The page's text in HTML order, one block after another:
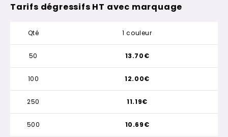
Tarifs dégressifs HT avec marquage
Qté 1 couleur
50
100
250
500
13.70€
12.00€
11.19€
10.69€